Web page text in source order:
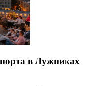
в Лужниках